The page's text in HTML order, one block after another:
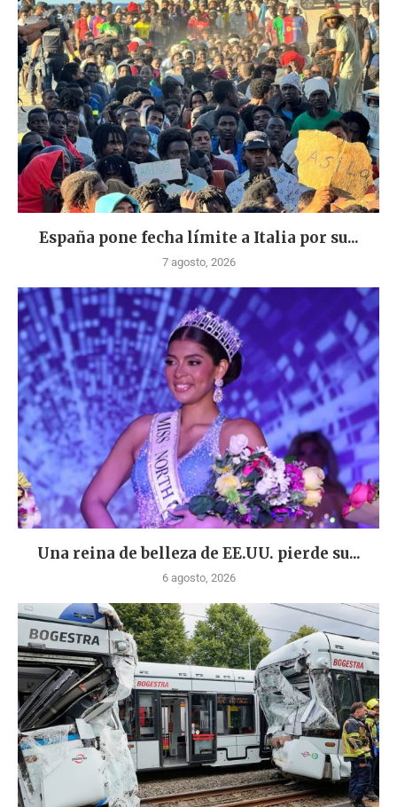
España pone fecha límite a Italia por su...
7 agosto, 2026
Una reina de belleza de EE.UU. pierde su...
6 agosto, 2026